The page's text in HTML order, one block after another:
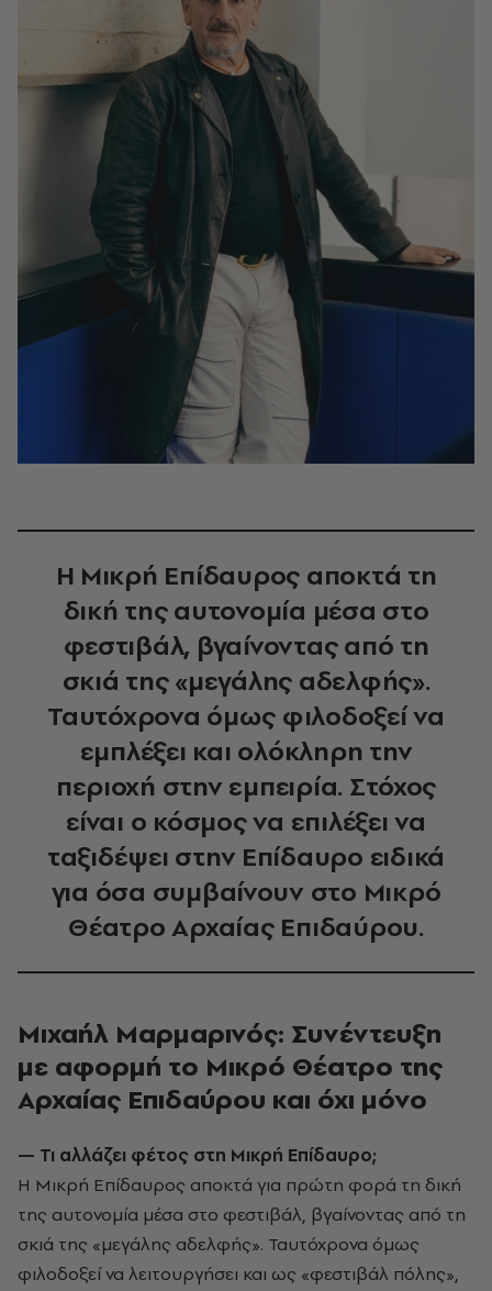
Η Μικρή Επίδαυρος αποκτά τη
δική της αυτονομία μέσα στο
φεστιβάλ, βγαίνοντας από τη
σκιά της «μεγάλης αδελφής».
Ταυτόχρονα όμως φιλοδοξεί να
εμπλέξει και ολόκληρη την
περιοχή στην εμπειρία. Στόχος
είναι ο κόσμος να επιλέξει να
ταξιδέψει στην Επίδαυρο ειδικά
για όσα συμβαίνουν στο Μικρό
Θέατρο Αρχαίας Επιδαύρου.
Μιχαήλ Μαρμαρινός: Συνέντευξη
με αφορμή το Μικρό Θέατρο της
Αρχαίας Επιδαύρου και όχι μόνο
— Τι αλλάζει φέτος στη Μικρή Επίδαυρο;
Η Μικρή Επίδαυρος αποκτά για πρώτη φορά τη δική
της αυτονομία μέσα στο φεστιβάλ, βγαίνοντας από τη
σκιά της «μεγάλης αδελφής». Ταυτόχρονα όμως
φιλοδοξεί να λειτουργήσει και ως «φεστιβάλ πόλης»,